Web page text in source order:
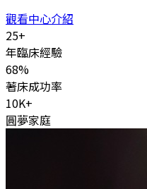
觀看中心介紹
25+
年臨床經驗
68%
著床成功率
10K+
圓夢家庭